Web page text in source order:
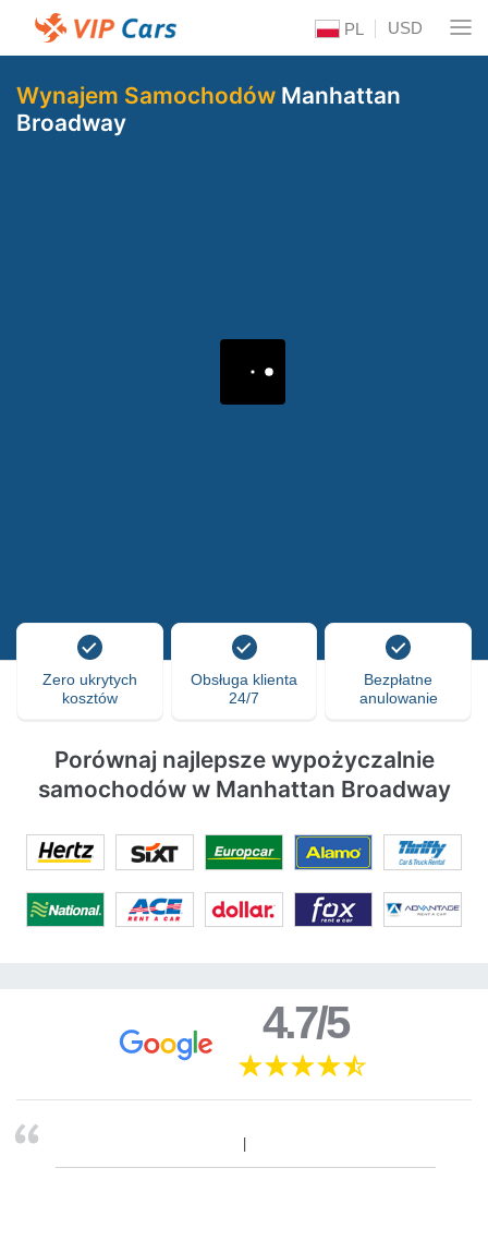
PL USD
Wynajem Samochodów Manhattan
Broadway
Zero ukrytych
kosztów
Obsługa klienta
24/7
Bezpłatne
anulowanie
Porównaj najlepsze wypożyczalnie
samochodów w Manhattan Broadway
4.7/5